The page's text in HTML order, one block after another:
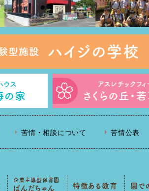
苦情・相談について 苦情公表
企業主導型保育園
ぱんだちゃん 特徴ある教育 園で